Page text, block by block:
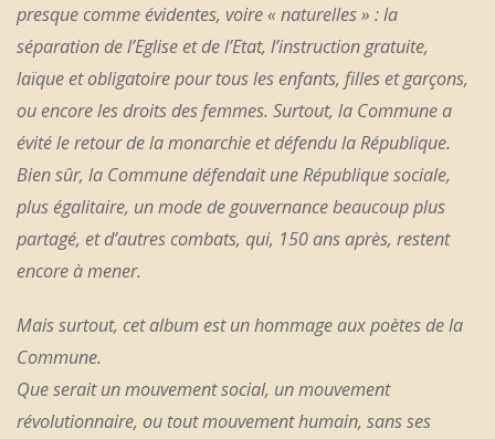
presque comme évidentes, voire « naturelles » : la
séparation de l’Eglise et de l’Etat, l’instruction gratuite,
laïque et obligatoire pour tous les enfants, filles et garçons,
ou encore les droits des femmes. Surtout, la Commune a
évité le retour de la monarchie et défendu la République.
Bien sûr, la Commune défendait une République sociale,
plus égalitaire, un mode de gouvernance beaucoup plus
partagé, et d’autres combats, qui, 150 ans après, restent
encore à mener.
Mais surtout, cet album est un hommage aux poètes de la
Commune.
Que serait un mouvement social, un mouvement
révolutionnaire, ou tout mouvement humain, sans ses